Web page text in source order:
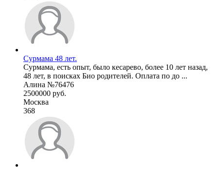
Сурмама 48 лет.
Сурмама, есть опыт, было кесарево, более 10 лет назад,
48 лет, в поисках Био родителей. Оплата по до ...
Алина №76476
2500000 руб.
Москва
368